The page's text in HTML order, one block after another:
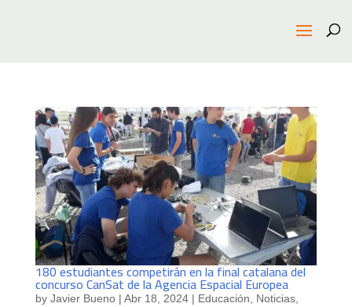
180 estudiantes competirán en la final catalana del
concurso CanSat de la Agencia Espacial Europea
by Javier Bueno| Abr 18, 2024| Educación Noticias,